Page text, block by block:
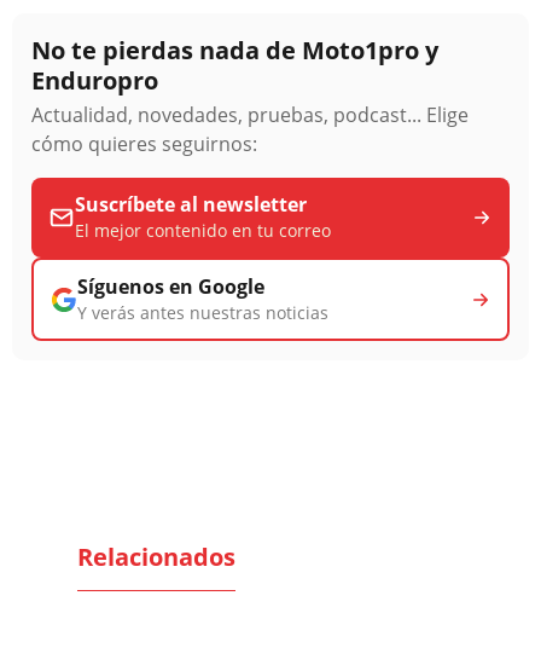
No te pierdas nada de Moto1pro y
Enduropro
Actualidad, novedades, pruebas, podcast... Elige
cómo quieres seguirnos:
Suscríbete al newsletter
El mejor contenido en tu correo
Síguenos en Google
Y verás antes nuestras noticias
Relacionados